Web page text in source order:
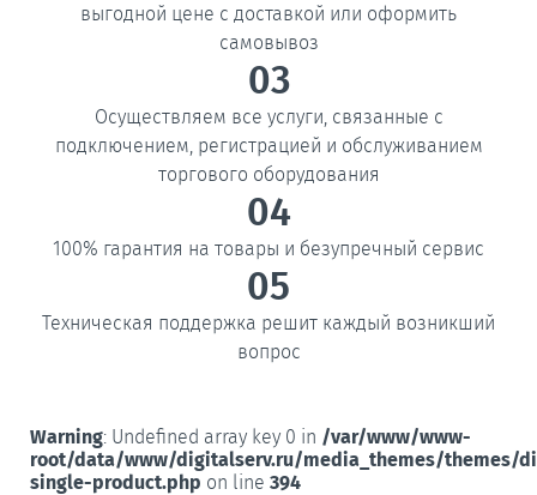
выгодной цене с доставкой или оформить
самовывоз
03
Осуществляем все услуги, связанные с
подключением, регистрацией и обслуживанием
торгового оборудования
04
100% гарантия на товары и безупречный сервис
05
Техническая поддержка решит каждый возникший
вопрос
Warning: Undefined array key 0 in /var/www/www-
root/data/www/digitalserv.ru/media_themes/themes/
single-product.php on line 394